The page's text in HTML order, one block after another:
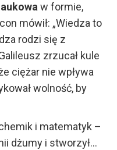
w formie,
mówił: „Wiedza to
rodzi się z
zrzucał kule
ciężar nie wpływa
wolność, by
i matematyk –
dżumy i stworzył…